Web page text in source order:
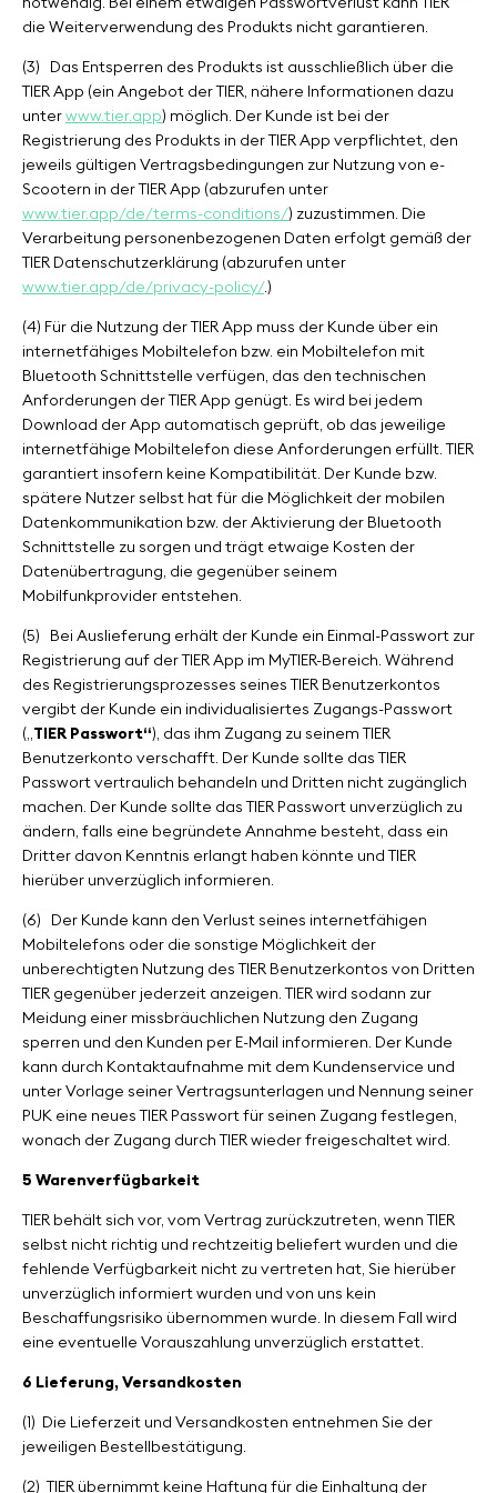
die Weiterverwendung des Produkts nicht garantieren.
(3)
Das Entsperren des Produkts ist ausschließlich über die
TIER App (ein Angebot der TIER, nähere Informationen dazu
unter www.tier.app) möglich. Der Kunde ist bei der
Registrierung des Produkts in der TIER App verpflichtet, den
jeweils gültigen Vertragsbedingungen zur Nutzung von e-
Scootern in der TIER App (abzurufen unter
www.tier.app/de/terms-conditions/) zuzustimmen. Die
Verarbeitung personenbezogenen Daten erfolgt gemäß der
TIER Datenschutzerklärung (abzurufen unter
www.tier.app/de/privacy-policy/.)
(4) Für die Nutzung der TIER App muss der Kunde über ein
internetfähiges Mobiltelefon bzw. ein Mobiltelefon mit
Bluetooth Schnittstelle verfügen, das den technischen
Anforderungen der TIER App genügt. Es wird bei jedem
Download der App automatisch geprüft, ob das jeweilige
internetfähige Mobiltelefon diese Anforderungen erfüllt. TIER
garantiert insofern keine Kompatibilität. Der Kunde bzw.
spätere Nutzer selbst hat für die Möglichkeit der mobilen
Datenkommunikation bzw. der Aktivierung der Bluetooth
Schnittstelle zu sorgen und trägt etwaige Kosten der
Datenübertragung, die gegenüber seinem
Mobilfunkprovider entstehen.
(5)
Bei Auslieferung erhält der Kunde ein Einmal-Passwort zur
Registrierung auf der TIER App im MyTIER-Bereich. Während
des Registrierungsprozesses seines TIER Benutzerkontos
vergibt der Kunde ein individualisiertes Zugangs-Passwort
(„ TIER Passwort“), das ihm Zugang zu seinem TIER
Benutzerkonto verschafft. Der Kunde sollte das TIER
Passwort vertraulich behandeln und Dritten nicht zugänglich
machen. Der Kunde sollte das TIER Passwort unverzüglich zu
ändern, falls eine begründete Annahme besteht, dass ein
Dritter davon Kenntnis erlangt haben könnte und TIER
hierüber unverzüglich informieren.
(6)
Der Kunde kann den Verlust seines internetfähigen
Mobiltelefons oder die sonstige Möglichkeit der
unberechtigten Nutzung des TIER Benutzerkontos von Dritten
TIER gegenüber jederzeit anzeigen. TIER wird sodann zur
Meidung einer missbräuchlichen Nutzung den Zugang
sperren und den Kunden per E-Mail informieren. Der Kunde
kann durch Kontaktaufnahme mit dem Kundenservice und
unter Vorlage seiner Vertragsunterlagen und Nennung seiner
PUK eine neues TIER Passwort für seinen Zugang festlegen,
wonach der Zugang durch TIER wieder freigeschaltet wird.
5 Warenverfügbarkeit
TIER behält sich vor, vom Vertrag zurückzutreten, wenn TIER
selbst nicht richtig und rechtzeitig beliefert wurden und die
fehlende Verfügbarkeit nicht zu vertreten hat, Sie hierüber
unverzüglich informiert wurden und von uns kein
Beschaffungsrisiko übernommen wurde. In diesem Fall wird
eine eventuelle Vorauszahlung unverzüglich erstattet.
6 Lieferung, Versandkosten
(1)
Die Lieferzeit und Versandkosten entnehmen Sie der
jeweiligen Bestellbestätigung.
(2) TIER übernimmt keine Haftung für die Einhaltung der